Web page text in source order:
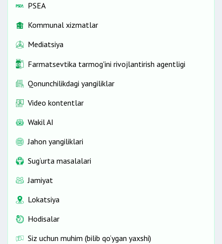
PSEA
Kommunal xizmatlar
Mediatsiya
Farmatsevtika tarmog'ini rivojlantirish agentligi
Qonunchilikdagi yangiliklar
Video kontentlar
Wakil AI
Jahon yangiliklari
Sug‘urta masalalari
Jamiyat
Lokatsiya
Hodisalar
Siz uchun muhim (bilib qo‘ygan yaxshi)